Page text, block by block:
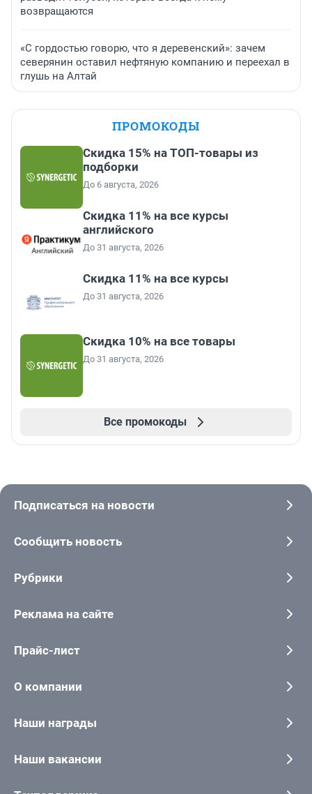
возвращаются
«С гордостью говорю, что я деревенский»: зачем
северянин оставил нефтяную компанию и переехал в
глушь на Алтай
ПРОМОКОДЫ
Скидка 15% на ТОП-товары из
подборки
До 6 августа, 2026
Скидка 11% на все курсы
английского
До 31 августа, 2026
Скидка 11% на все курсы
До 31 августа, 2026
Скидка 10% на все товары
До 31 августа, 2026
Все промокоды
Подписаться на новости
Сообщить новость
Рубрики
Реклама на сайте
Прайс-лист
О компании
Наши награды
Наши вакансии